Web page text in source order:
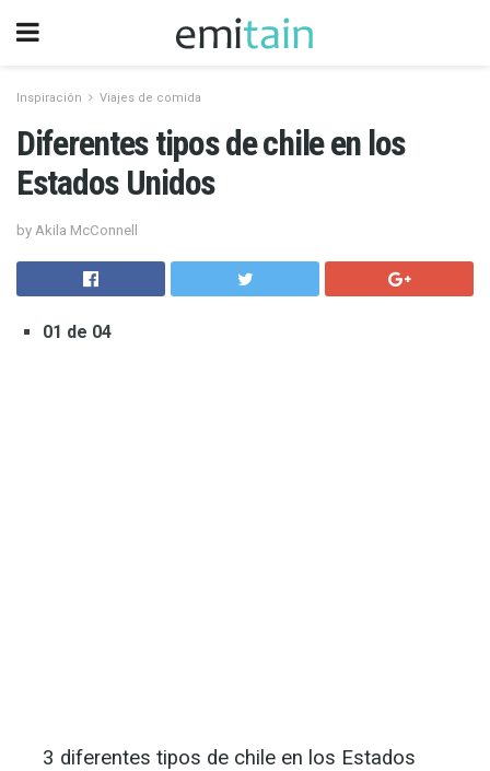
Inspiración Viajes de comida
Diferentes tipos de chile en los
Estados Unidos
by Akila McConnell
01 de 04
3 diferentes tipos de chile en los Estados